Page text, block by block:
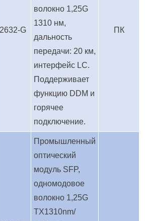
2632-G
волокно 1,25G
1310 нм,
дальность
передачи: 20 км,
интерфейс LC.
Поддерживает
функцию DDM и
горячее
подключение.
ПК
Промышленный
оптический
модуль SFP,
одномодовое
волокно 1,25G
TX1310nm/